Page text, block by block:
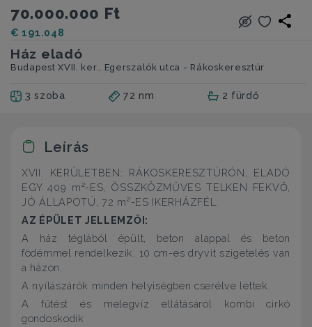
70.000.000 Ft
€ 191.048
Ház eladó
Budapest XVII. ker., Egerszalók utca - Rákoskeresztúr
3 szoba 72 nm 2 fürdő
Leírás
XVII. KERÜLETBEN: RÁKOSKERESZTÚRÓN, ELADÓ
EGY 409 m²-ES, ÖSSZKÖZMŰVES TELKEN FEKVŐ,
JÓ ÁLLAPOTÚ, 72 m²-ES IKERHÁZFÉL.
AZ ÉPÜLET JELLEMZŐI:
A ház téglából épült, beton alappal és beton
födémmel rendelkezik, 10 cm-es dryvit szigetelés van
a házon.
A nyílászárók minden helyiségben cserélve lettek.
A fűtést és melegvíz ellátásáról kombi cirkó
gondoskodik